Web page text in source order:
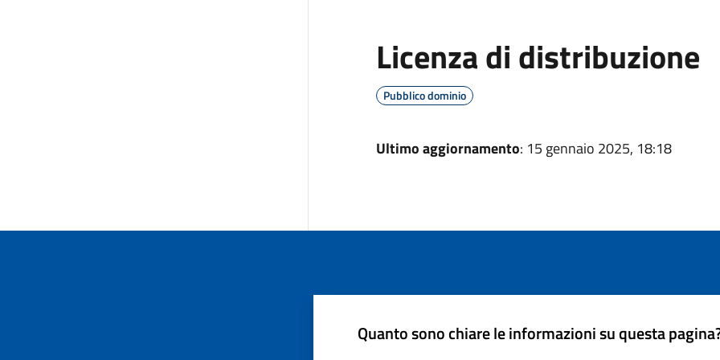
Licenza di distribuzione
Pubblico dominio
Ultimo aggiornamento: 15 gennaio 2025, 18:18
Quanto sono chiare le informazioni su questa